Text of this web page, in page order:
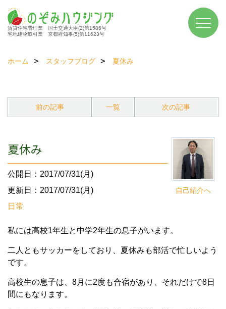
賃貸住宅管理業 国土交通大臣(2)第1586号
宅地建物取引業 京都府知事(5)第11623号
ホーム スタッフブログ 夏休み
前の記事 一覧 次の記事
自己紹介へ
夏休み
公開日：2017/07/31(月)
更新日：2017/07/31(月)
日常
私には高校1年生と中学2年生の息子がいます。
二人ともサッカーをしており、夏休みも部活で忙しいよう
です。
高校生の息子は、8月に2度も合宿があり、それだけで8日
間にもなります。